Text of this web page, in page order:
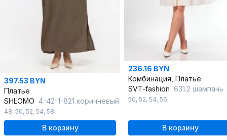
397.53 BYN
Платье
SHLOMO 4-42-1-821 коричневый
48, 50, 52, 54, 58
В корзину
236.16 BYN
Комбинация, Платье
SVT-fashion 631.2 шампань
50, 52, 54, 56
В корзину